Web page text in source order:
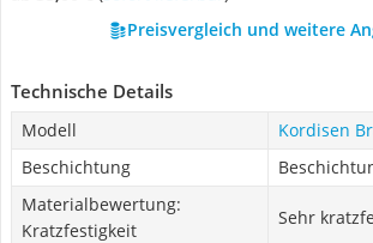
Preisvergleich und weitere
Technische Details
Modell
Kordisen
Beschichtung
Materialbewertung:
Kratzfestigkeit
Sehr